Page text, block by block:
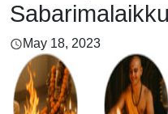
May 18, 2023